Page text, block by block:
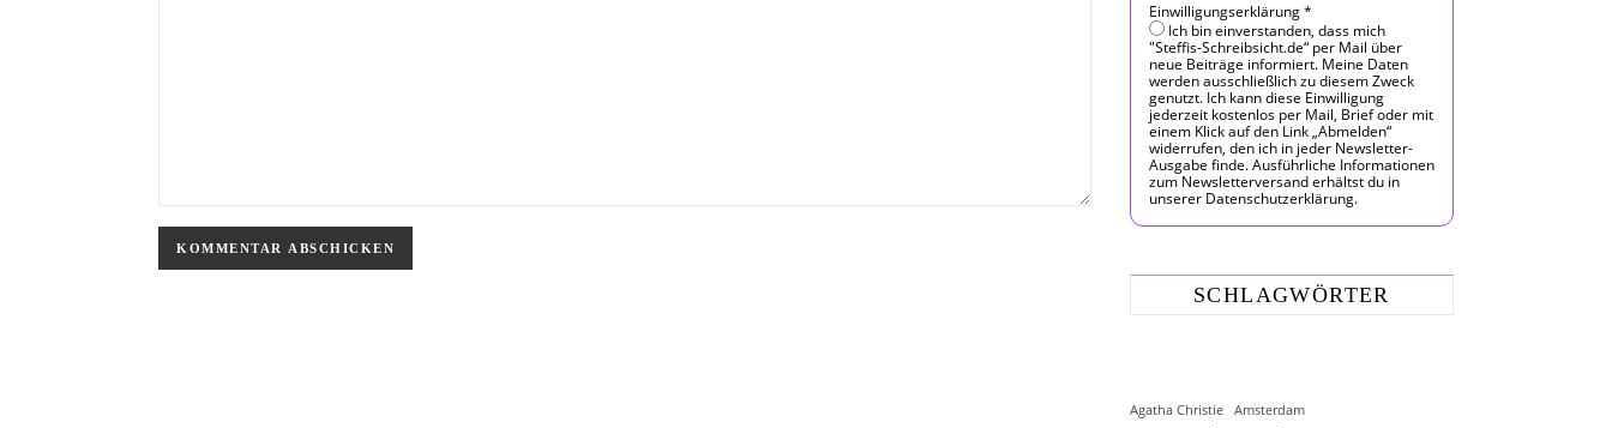
Einwilligungserklärung*
Ich bin einverstanden, dass mich
"Steffis-Schreibsicht.de“ per Mail über
neue Beiträge informiert. Meine Daten
werden ausschließlich zu diesem Zweck
genutzt. Ich kann diese Einwilligung
jederzeit kostenlos per Mail, Brief oder mit
einem Klick auf den Link „Abmelden“
widerrufen, den ich in jeder Newsletter-
Ausgabe finde. Ausführliche Informationen
zum Newsletterversand erhältst du in
unserer Datenschutzerklärung.
SCHLAGWÖRTER
Agatha Christie Amsterdam